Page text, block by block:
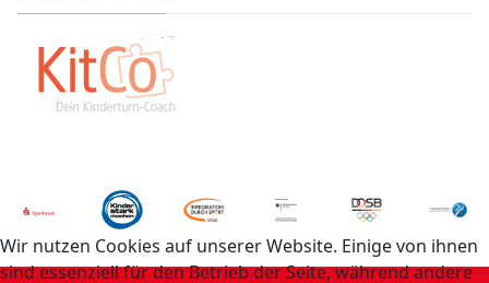
Wir nutzen Cookies auf unserer Website. Einige von ihnen
sind essenziell für den Betrieb der Seite, während andere